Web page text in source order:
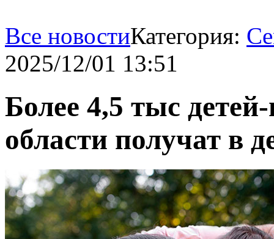
Все новостиКатегория:
2025/12/01 13:51
Более 4,5 тыс
области получат в